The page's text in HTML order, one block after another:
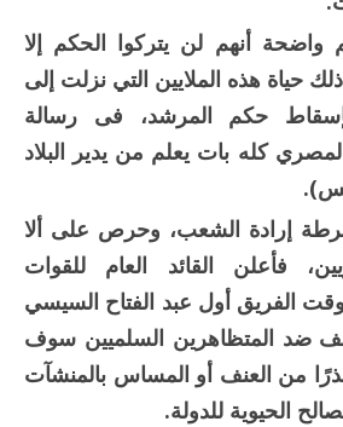
واضحة أنهم لن يتركوا الحكم إلا
حياة هذه الملايين التي نزلت إلى
حكم المرشد، فى رسالة
كله بات يعلم من يدير البلاد
إرادة الشعب، وحرص على ألا
فأعلن القائد العام للقوات
الفريق أول عبد الفتاح السيسي
ضد المتظاهرين السلميين سوف
من العنف أو المساس بالمنشآت
الحيوية للدولة.